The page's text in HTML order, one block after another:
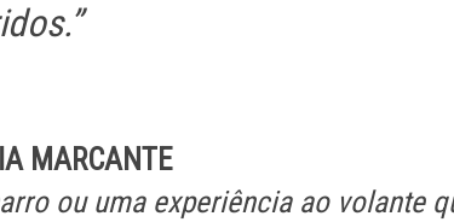
MARCANTE
ou uma experiência ao volante